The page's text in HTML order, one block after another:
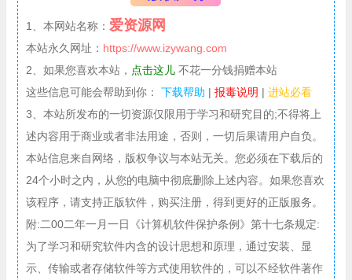
1、本网站名称： 爱资源网
本站永久网址： https://www.izywang.com
2、如果您喜欢本站， 点击这儿不花一分钱捐赠本站
这些信息可能会帮助到你：
下载帮助 | 报毒说明 | 进站必看
3、本站所发布的一切资源仅限用于学习和研究目的;不得将上
述内容用于商业或者非法用途，否则，一切后果请用户自负。
本站信息来自网络，版权争议与本站无关。您必须在下载后的
24个小时之内，从您的电脑中彻底删除上述内容。如果您喜欢
该程序，请支持正版软件，购买注册，得到更好的正版服务。
附:二00二年一月一日《计算机软件保护条例》第十七条规定:
为了学习和研究软件内含的设计思想和原理，通过安装、显
示、传输或者存储软件等方式使用软件的，可以不经软件著作